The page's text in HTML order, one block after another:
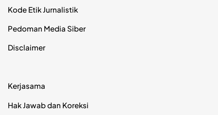
Kode Etik Jurnalistik
Pedoman Media Siber
Disclaimer
Kerjasama
Hak Jawab dan Koreksi